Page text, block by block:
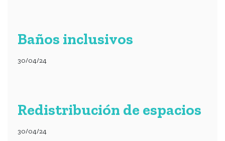
Baños inclusivos
30/04/24
Redistribución de espacios
30/04/24